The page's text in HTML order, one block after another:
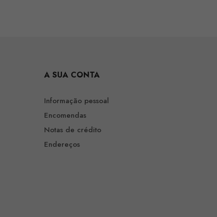
A SUA CONTA
Informação pessoal
Encomendas
Notas de crédito
Endereços